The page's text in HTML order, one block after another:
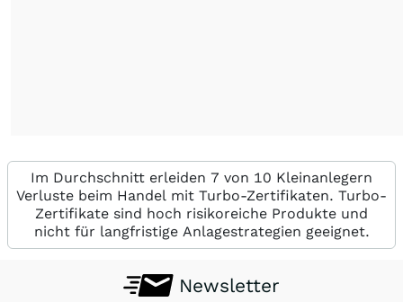
Im Durchschnitt erleiden 7 von 10 Kleinanlegern
Verluste beim Handel mit Turbo-Zertifikaten. Turbo-
Zertifikate sind hoch risikoreiche Produkte und
nicht für langfristige Anlagestrategien geeignet.
Newsletter